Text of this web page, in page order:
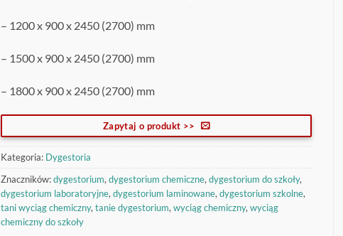
– 1200 x 900 x 2450 (2700) mm
– 1500 x 900 x 2450 (2700) mm
– 1800 x 900 x 2450 (2700) mm
Zapytaj o produkt >>
Kategoria: Dygestoria
Znaczników:dygestorium,dygestorium chemiczne,dygestorium do szkoły,
dygestorium laboratoryjne,dygestorium laminowane,dygestorium szkolne,
tani wyciąg chemiczny,tanie dygestorium,wyciąg chemiczny,wyciąg
chemiczny do szkoły